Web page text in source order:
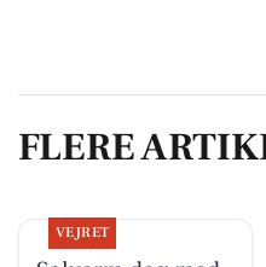
FLERE
VEJRET